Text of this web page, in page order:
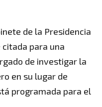
de la Presidencia
para una
de investigar la
en su lugar de
programada para el